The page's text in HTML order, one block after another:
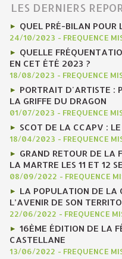
LES DERNIERS
QUEL PRÉ-BILAN
24/10/2023 - FREQUENCE
QUELLE
EN CET ÉTÉ 2023 ?
18/08/2023 - FREQUENCE
PORTRAIT D'ARTISTE :
LA GRIFFE DU DRAGON
01/07/2023 - FREQUENCE
SCOT DE LA CCAPV :
18/04/2023 - FREQUENCE
GRAND RETOUR DE LA
LA MARTRE LES 11 ET 12
08/09/2022 - FREQUENCE
LA POPULATION DE LA
L’AVENIR DE SON
22/06/2022 - FREQUENCE
16ÈME ÉDITION DE LA
CASTELLANE
13/06/2022 - FREQUENCE